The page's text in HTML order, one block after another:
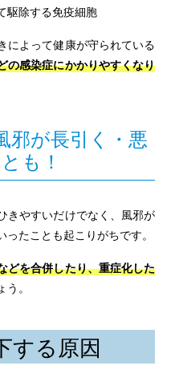
駆除する免疫細胞
によって健康が守られている
の感染症にかかりやすくなり
邪が長引く・悪
も！
きやすいだけでなく、風邪が
たことも起こりがちです。
どを合併したり、重症化した
。
する原因